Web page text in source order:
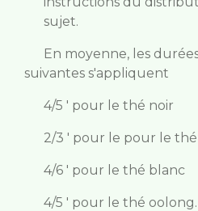
sujet.
En moyenne, les
suivantes s'appliquent
4/5 ' pour le thé noir
2/3 ' pour le pour le
4/6 ' pour le thé blanc
4/5 ' pour le thé oolong.